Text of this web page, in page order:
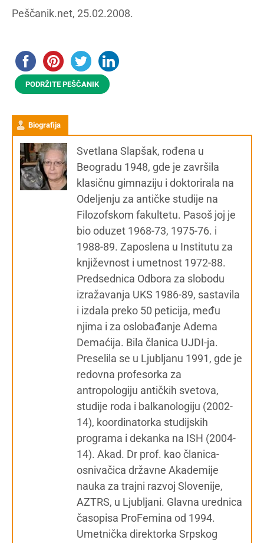
Peščanik.net, 25.02.2008.
PODRŽITE PEŠČANIK
Biografija
Svetlana Slapšak, rođena u
Beogradu 1948, gde je završila
klasičnu gimnaziju i doktorirala na
Odeljenju za antičke studije na
Filozofskom fakultetu. Pasoš joj je
bio oduzet 1968-73, 1975-76. i
1988-89. Zaposlena u Institutu za
književnost i umetnost 1972-88.
Predsednica Odbora za slobodu
izražavanja UKS 1986-89, sastavila
i izdala preko 50 peticija, među
njima i za oslobađanje Adema
Demaćija. Bila članica UJDI-ja.
Preselila se u Ljubljanu 1991, gde je
redovna profesorka za
antropologiju antičkih svetova,
studije roda i balkanologiju (2002-
14), koordinatorka studijskih
programa i dekanka na ISH (2004-
14). Akad. Dr prof. kao članica-
osnivačica državne Akademije
nauka za trajni razvoj Slovenije,
AZTRS, u Ljubljani. Glavna urednica
časopisa ProFemina od 1994.
Umetnička direktorka Srpskog